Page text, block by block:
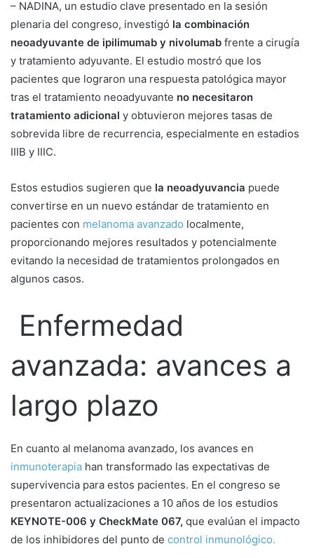
– NADINA, un estudio clave presentado en la sesión
plenaria del congreso, investigó la combinación
neoadyuvante de ipilimumab y nivolumab frente a cirugía
y tratamiento adyuvante. El estudio mostró que los
pacientes que lograron una respuesta patológica mayor
tras el tratamiento neoadyuvante no necesitaron
tratamiento adicional y obtuvieron mejores tasas de
sobrevida libre de recurrencia, especialmente en estadios
IIIB y IIIC.
Estos estudios sugieren que la neoadyuvancia puede
convertirse en un nuevo estándar de tratamiento en
pacientes con melanoma avanzado localmente,
proporcionando mejores resultados y potencialmente
evitando la necesidad de tratamientos prolongados en
algunos casos.
Enfermedad
avanzada: avances a
largo plazo
En cuanto al melanoma avanzado, los avances en
inmunoterapia han transformado las expectativas de
supervivencia para estos pacientes. En el congreso se
presentaron actualizaciones a 10 años de los estudios
KEYNOTE-006 y CheckMate 067, que evalúan el impacto
de los inhibidores del punto de control inmunológico.